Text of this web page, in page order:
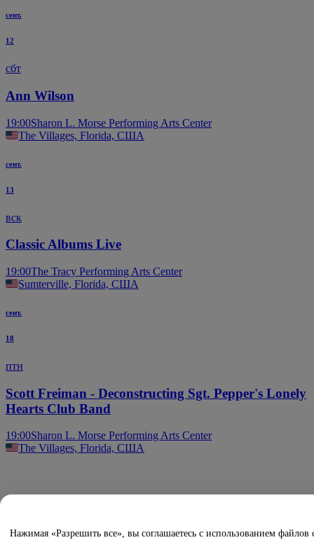
сент.
12
сбт
Ann Wilson
19:00Sharon L. Morse Performing Arts Center
The Villages, Florida, США
сент.
13
вск
Classic Albums Live
19:00The Tracy Performing Arts Center
Sumterville, Florida, США
сент.
18
птн
Scott Freiman - Deconstructing Sgt. Pepper's Lonely
Hearts Club Band
19:00Sharon L. Morse Performing Arts Center
The Villages, Florida, США
Нажимая «Разрешить все», вы соглашаетесь с использованием файлов